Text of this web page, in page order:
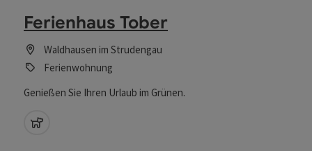
Ferienhaus Tober
Waldhausen im Strudengau
Ferienwohnung
Genießen Sie Ihren Urlaub im Grünen.